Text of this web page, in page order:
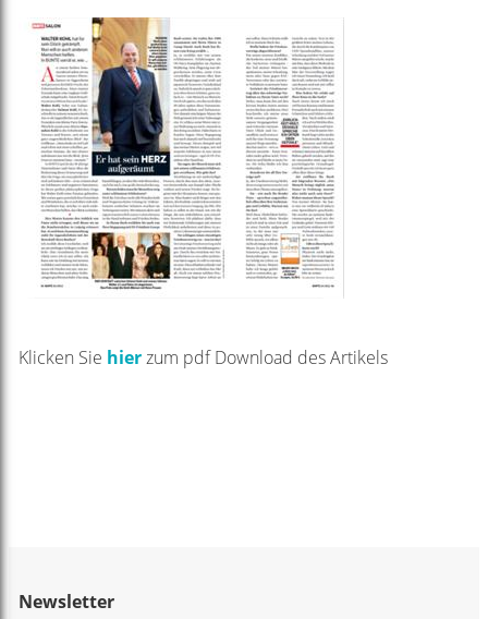
Klicken Sie hierzum pdf Download des Artikels
Newsletter